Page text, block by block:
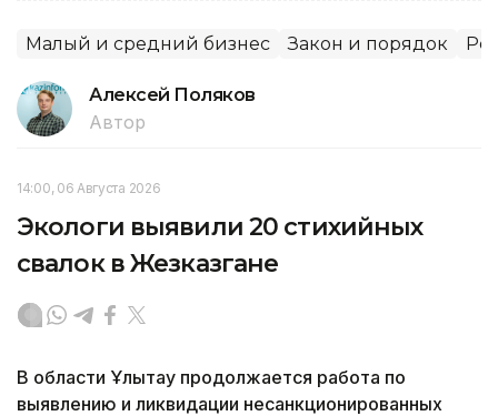
Малый и средний бизнес Закон и порядок
Алексей Поляков
Автор
14:00, 06 Августа 2026
Экологи выявили 20 стихийных
свалок в Жезказгане
В области Ұлытау продолжается работа по
выявлению и ликвидации несанкционированных